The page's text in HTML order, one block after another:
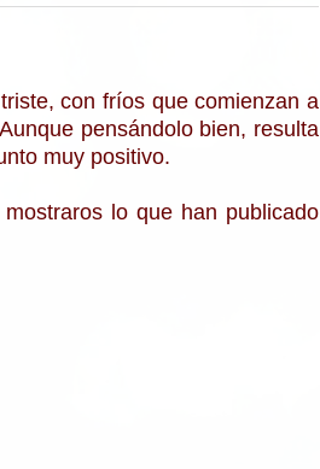
con fríos que comienzan a
pensándolo bien, resulta
muy positivo.
lo que han publicado